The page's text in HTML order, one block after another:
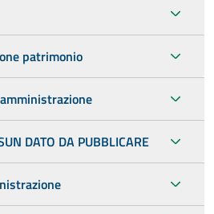
patrimonio
DATO DA PUBBLICARE